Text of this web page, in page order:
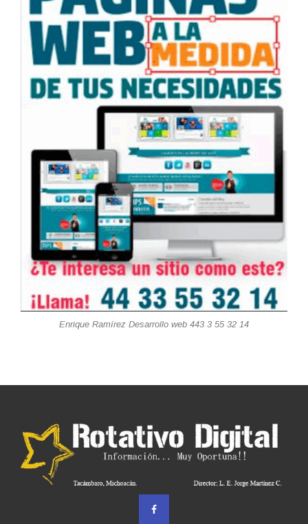
Enrique Ramírez Desarrollo web 443 3 55 32 14